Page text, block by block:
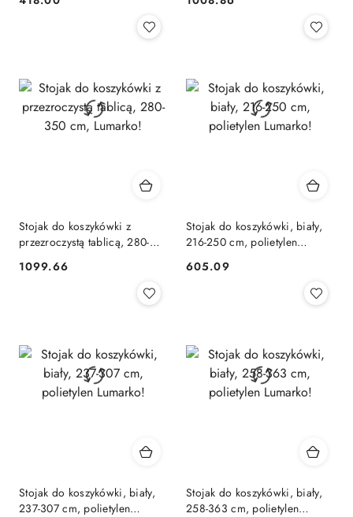
Cena: Cena:
Stojak do koszykówki z
przezroczystą tablicą, 280-
Cena:
1099.66
Stojak do koszykówki, biały,
216-250 cm, polietylen
Cena:
605.09
Stojak do koszykówki, biały,
237-307 cm, polietylen
Stojak do koszykówki, biały,
258-363 cm, polietylen